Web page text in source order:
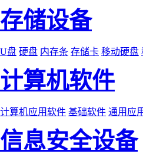
存储设备
U盘 硬盘 内存条 存储卡 移动硬盘
计算机软件
计算机应用软件 基础软件 通用应
信息安全设备